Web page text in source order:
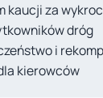
kaucji za
dróg
i
kierowców